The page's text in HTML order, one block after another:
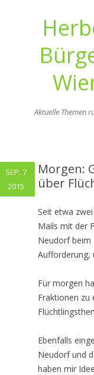
Aktuelle Themen
Morgen:
über
Seit etwa
Mails mit der
Neudorf beim
Aufforderung,
Für morgen
Fraktionen zu
Ebenfalls
Neudorf und
haben mir
SEP. 7
2015